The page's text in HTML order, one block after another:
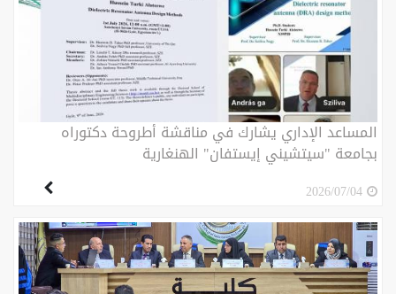
المساعد الإداري يشارك في مناقشة أطروحة دكتوراه
بجامعة "سيتشيني إيستفان" الهنغارية
2026/07/04